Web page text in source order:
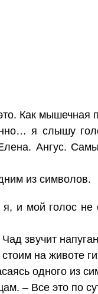
Как
я слышу
Ангус.
из символов.
и мой голос
звучит
на животе
одного из
– Все это по